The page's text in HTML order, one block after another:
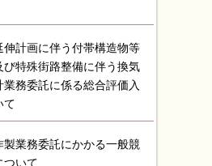
伸計画に伴う付帯構造物等
び特殊街路整備に伴う換気
務委託に係る総合評価入
て
製業務委託にかかる一般競
ついて